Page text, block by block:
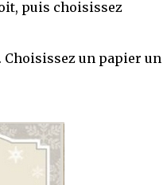
puis choisissez
un papier un